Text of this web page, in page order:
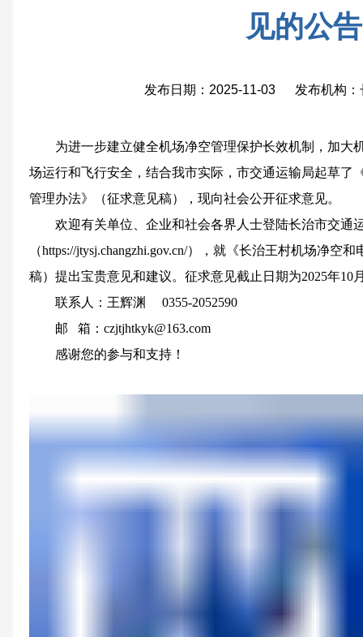
见的公告
发布日期：2025-11-03 发布机构：
为进一步建立健全机场净空管理保护长效机制，加大
场运行和飞行安全，结合我市实际，市交通运输局起草了
管理办法》（征求意见稿），现向社会公开征求意见。
欢迎有关单位、企业和社会各界人士登陆长治市交通
（https://jtysj.changzhi.gov.cn/），就《长治王村机场净空
稿）提出宝贵意见和建议。征求意见截止日期为2025年10
联系人：王辉渊 0355-2052590
邮 箱：czjtjhtkyk@163.com
感谢您的参与和支持！